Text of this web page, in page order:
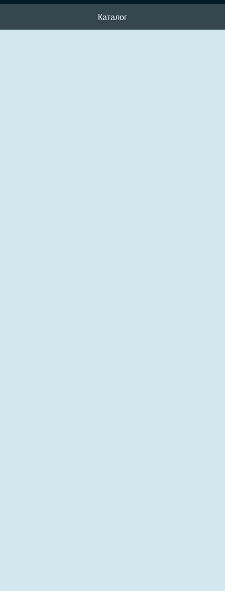
Каталог